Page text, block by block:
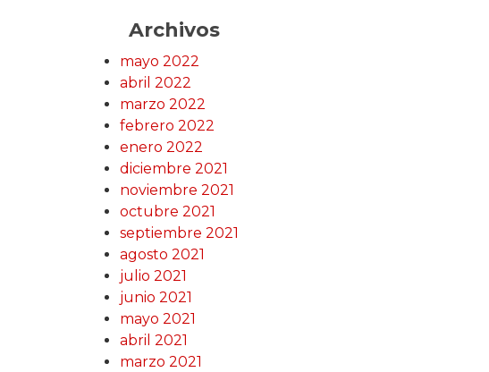
Archivos
mayo 2022
abril 2022
marzo 2022
febrero 2022
enero 2022
diciembre 2021
noviembre 2021
octubre 2021
septiembre 2021
agosto 2021
julio 2021
junio 2021
mayo 2021
abril 2021
marzo 2021